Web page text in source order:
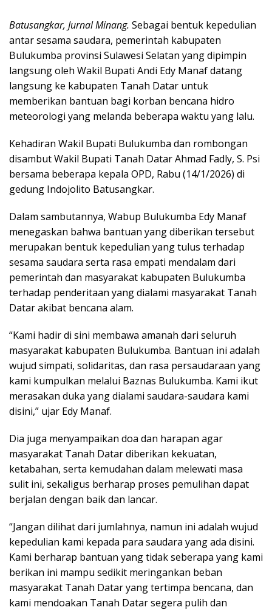
Batusangkar, Jurnal Minang. Sebagai bentuk kepedulian
antar sesama saudara, pemerintah kabupaten
Bulukumba provinsi Sulawesi Selatan yang dipimpin
langsung oleh Wakil Bupati Andi Edy Manaf datang
langsung ke kabupaten Tanah Datar untuk
memberikan bantuan bagi korban bencana hidro
meteorologi yang melanda beberapa waktu yang lalu.
Kehadiran Wakil Bupati Bulukumba dan rombongan
disambut Wakil Bupati Tanah Datar Ahmad Fadly, S. Psi
bersama beberapa kepala OPD, Rabu (14/1/2026) di
gedung Indojolito Batusangkar.
Dalam sambutannya, Wabup Bulukumba Edy Manaf
menegaskan bahwa bantuan yang diberikan tersebut
merupakan bentuk kepedulian yang tulus terhadap
sesama saudara serta rasa empati mendalam dari
pemerintah dan masyarakat kabupaten Bulukumba
terhadap penderitaan yang dialami masyarakat Tanah
Datar akibat bencana alam.
“Kami hadir di sini membawa amanah dari seluruh
masyarakat kabupaten Bulukumba. Bantuan ini adalah
wujud simpati, solidaritas, dan rasa persaudaraan yang
kami kumpulkan melalui Baznas Bulukumba. Kami ikut
merasakan duka yang dialami saudara-saudara kami
disini,” ujar Edy Manaf.
Dia juga menyampaikan doa dan harapan agar
masyarakat Tanah Datar diberikan kekuatan,
ketabahan, serta kemudahan dalam melewati masa
sulit ini, sekaligus berharap proses pemulihan dapat
berjalan dengan baik dan lancar.
“Jangan dilihat dari jumlahnya, namun ini adalah wujud
kepedulian kami kepada para saudara yang ada disini.
Kami berharap bantuan yang tidak seberapa yang kami
berikan ini mampu sedikit meringankan beban
masyarakat Tanah Datar yang tertimpa bencana, dan
kami mendoakan Tanah Datar segera pulih dan